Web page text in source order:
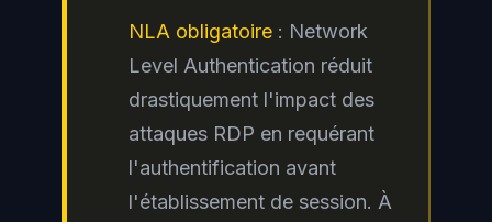
NLA obligatoire : Network
Level Authentication réduit
drastiquement l'impact des
attaques RDP en requérant
l'authentification avant
l'établissement de session. À